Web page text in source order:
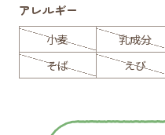
アレルギー
小麦 乳成分
そば
えび